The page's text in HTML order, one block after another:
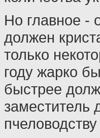
Но главное -
должен
только
году жарко
быстрее
заместитель